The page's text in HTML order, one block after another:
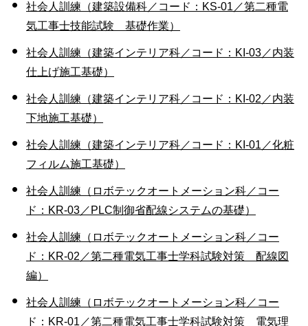
社会人訓練（建築設備科／コード：KS-01／第二種電
気工事士技能試験 基礎作業）
社会人訓練（建築インテリア科／コード：KI-03／内装
仕上げ施工基礎）
社会人訓練（建築インテリア科／コード：KI-02／内装
下地施工基礎）
社会人訓練（建築インテリア科／コード：KI-01／化粧
フィルム施工基礎）
社会人訓練（ロボテックオートメーション科／コー
ド：KR-03／PLC制御省配線システムの基礎）
社会人訓練（ロボテックオートメーション科／コー
ド：KR-02／第二種電気工事士学科試験対策 配線図
編）
社会人訓練（ロボテックオートメーション科／コー
ド：KR-01／第二種電気工事士学科試験対策 電気理